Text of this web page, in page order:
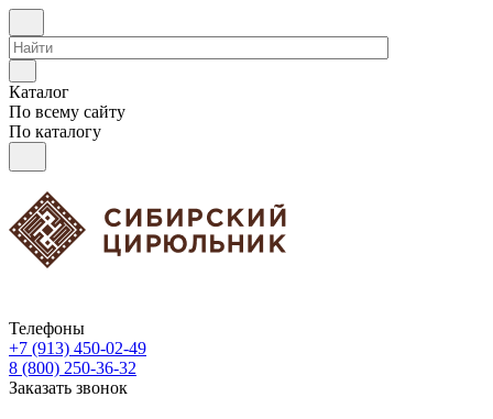
Каталог
По всему сайту
По каталогу
Телефоны
+7 (913) 450-02-49
8 (800) 250-36-32
Заказать звонок